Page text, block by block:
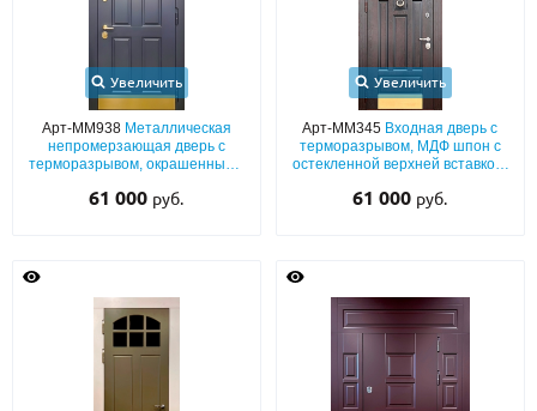
Увеличить
Арт-ММ938 Металлическая
непромерзающая дверь с
терморазрывом, окрашенными
RAL) с латунным отбойником
61 000 руб.
Увеличить
Арт-ММ345 Входная дверь с
терморазрывом, МДФ шпон с
остекленной верхней вставкой,
кнокером
61 000 руб.